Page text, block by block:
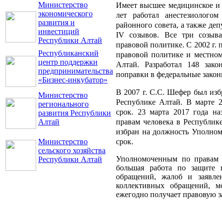
Министерство
экономического
развития и
инвестиций
Республики Алтай
Республиканский
центр поддержки
предпринимательства
«Бизнес-инкубатор»
Министерство
регионального
развития Республики
Алтай
Министерство
сельского хозяйства
Республики Алтай
Имеет высшее медицинское и
лет работал
районного совета, а также
IV созывов. Все три
правовой политике. С 2002 г.
правовой политике и
Алтай. Разработал 148
поправки в федеральные
В 2007 г. С.С. Шефер был
Республике Алтай. В марте
срок. 23 марта 2017 года
правам человека в
избран на должность
срок.
Уполномоченным по правам
большая работа по
обращений, жалоб и
коллективных обращений,
ежегодно получает правовую